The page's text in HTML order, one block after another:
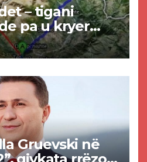
– tigani
pa u kryer
komuna e
për
Gruevski në